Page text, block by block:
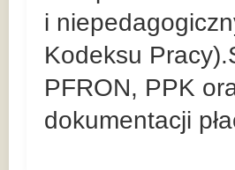
i
Kodeksu
PFRON, PPK
dokumentacji